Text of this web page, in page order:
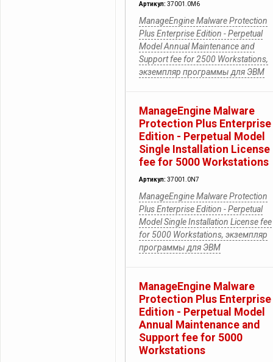
Артикул: 37001.0M6
ManageEngine Malware Protection
Plus Enterprise Edition - Perpetual
Model Annual Maintenance and
Support fee for 2500 Workstations,
экземпляр программы для ЭВМ
ManageEngine Malware
Protection Plus Enterprise
Edition - Perpetual Model
Single Installation License
fee for 5000 Workstations
Артикул: 37001.0N7
ManageEngine Malware Protection
Plus Enterprise Edition - Perpetual
Model Single Installation License fee
for 5000 Workstations, экземпляр
программы для ЭВМ
ManageEngine Malware
Protection Plus Enterprise
Edition - Perpetual Model
Annual Maintenance and
Support fee for 5000
Workstations